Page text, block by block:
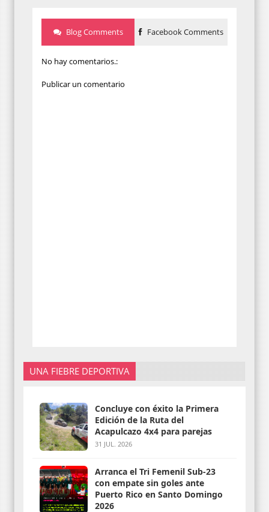
Blog Comments Facebook Comments
No hay comentarios.:
Publicar un comentario
UNA FIEBRE DEPORTIVA
Concluye con éxito la Primera
Edición de la Ruta del
Acapulcazo 4x4 para parejas
31 JUL. 2026
Arranca el Tri Femenil Sub-23
con empate sin goles ante
Puerto Rico en Santo Domingo
2026